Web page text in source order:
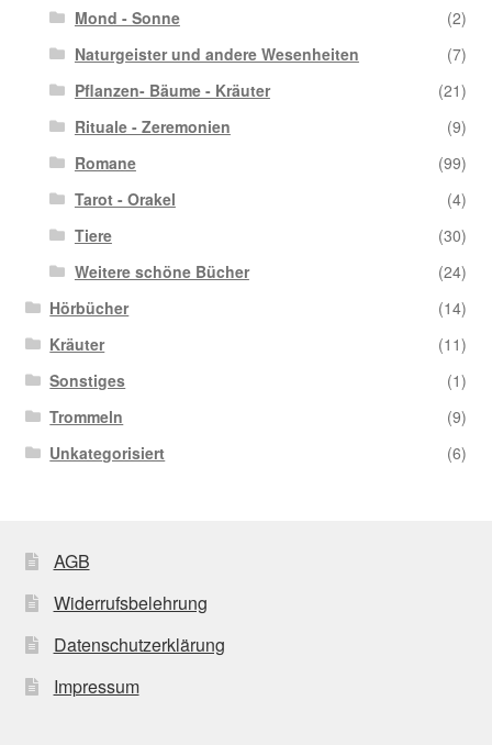
Mond - Sonne
(2)
Naturgeister und andere Wesenheiten
(7)
Pflanzen- Bäume - Kräuter
(21)
Rituale - Zeremonien
(9)
Romane
(99)
Tarot - Orakel
(4)
Tiere
(30)
Weitere schöne Bücher
(24)
Hörbücher
(14)
Kräuter
(11)
Sonstiges
(1)
Trommeln
(9)
Unkategorisiert
(6)
AGB
Widerrufsbelehrung
Datenschutzerklärung
Impressum